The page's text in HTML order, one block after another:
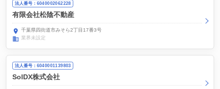
法人番号：6040002062228
有限会社松陰不動産
千葉県四街道市みそら2丁目17番3号
業界未設定
法人番号：6040001139803
SolDX株式会社